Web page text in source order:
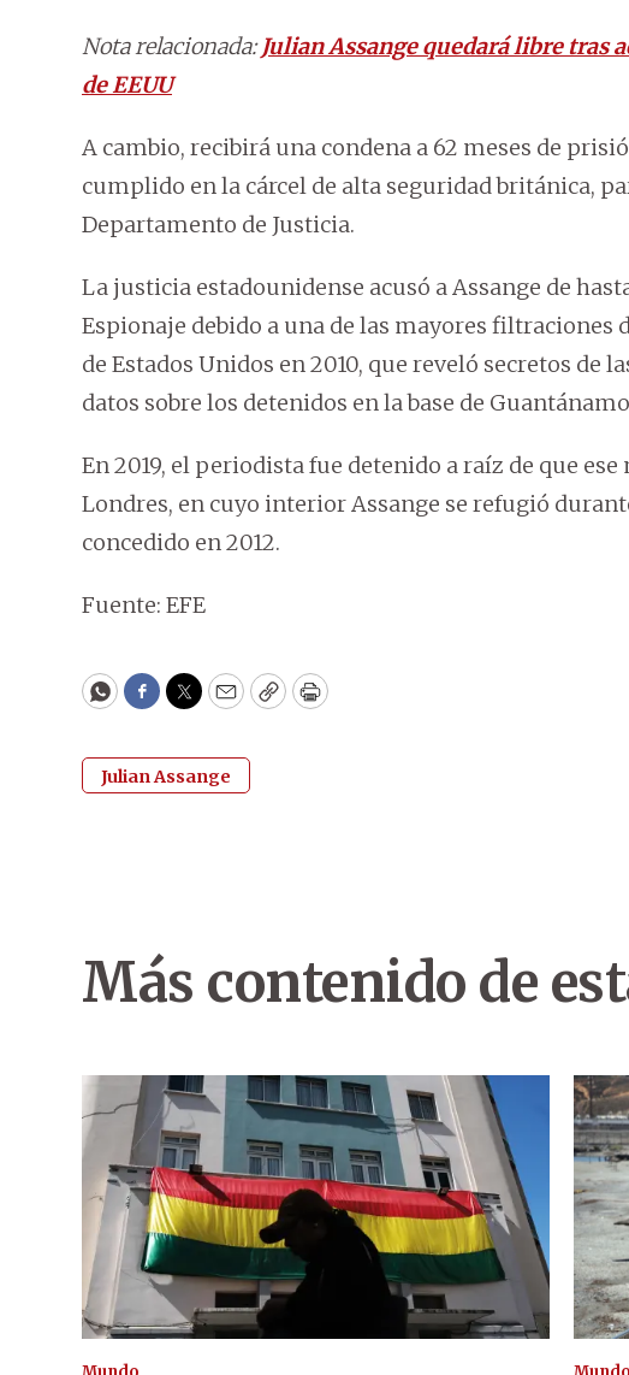
Nota relacionada:Julian Assange quedará libre tras
de EEUU
A cambio, recibirá una condena a 62 meses de
cumplido en la cárcel de alta seguridad británica,
Departamento de Justicia.
La justicia estadounidense acusó a Assange de
Espionaje debido a una de las mayores
de Estados Unidos en 2010, que reveló secretos de
datos sobre los detenidos en la base de
En 2019, el periodista fue detenido a raíz de que
Londres, en cuyo interior Assange se refugió
concedido en 2012.
Fuente: EFE
WhatsApp
Facebook
Twitter
EmailCopyPrint
Julian Assange
Más contenido de